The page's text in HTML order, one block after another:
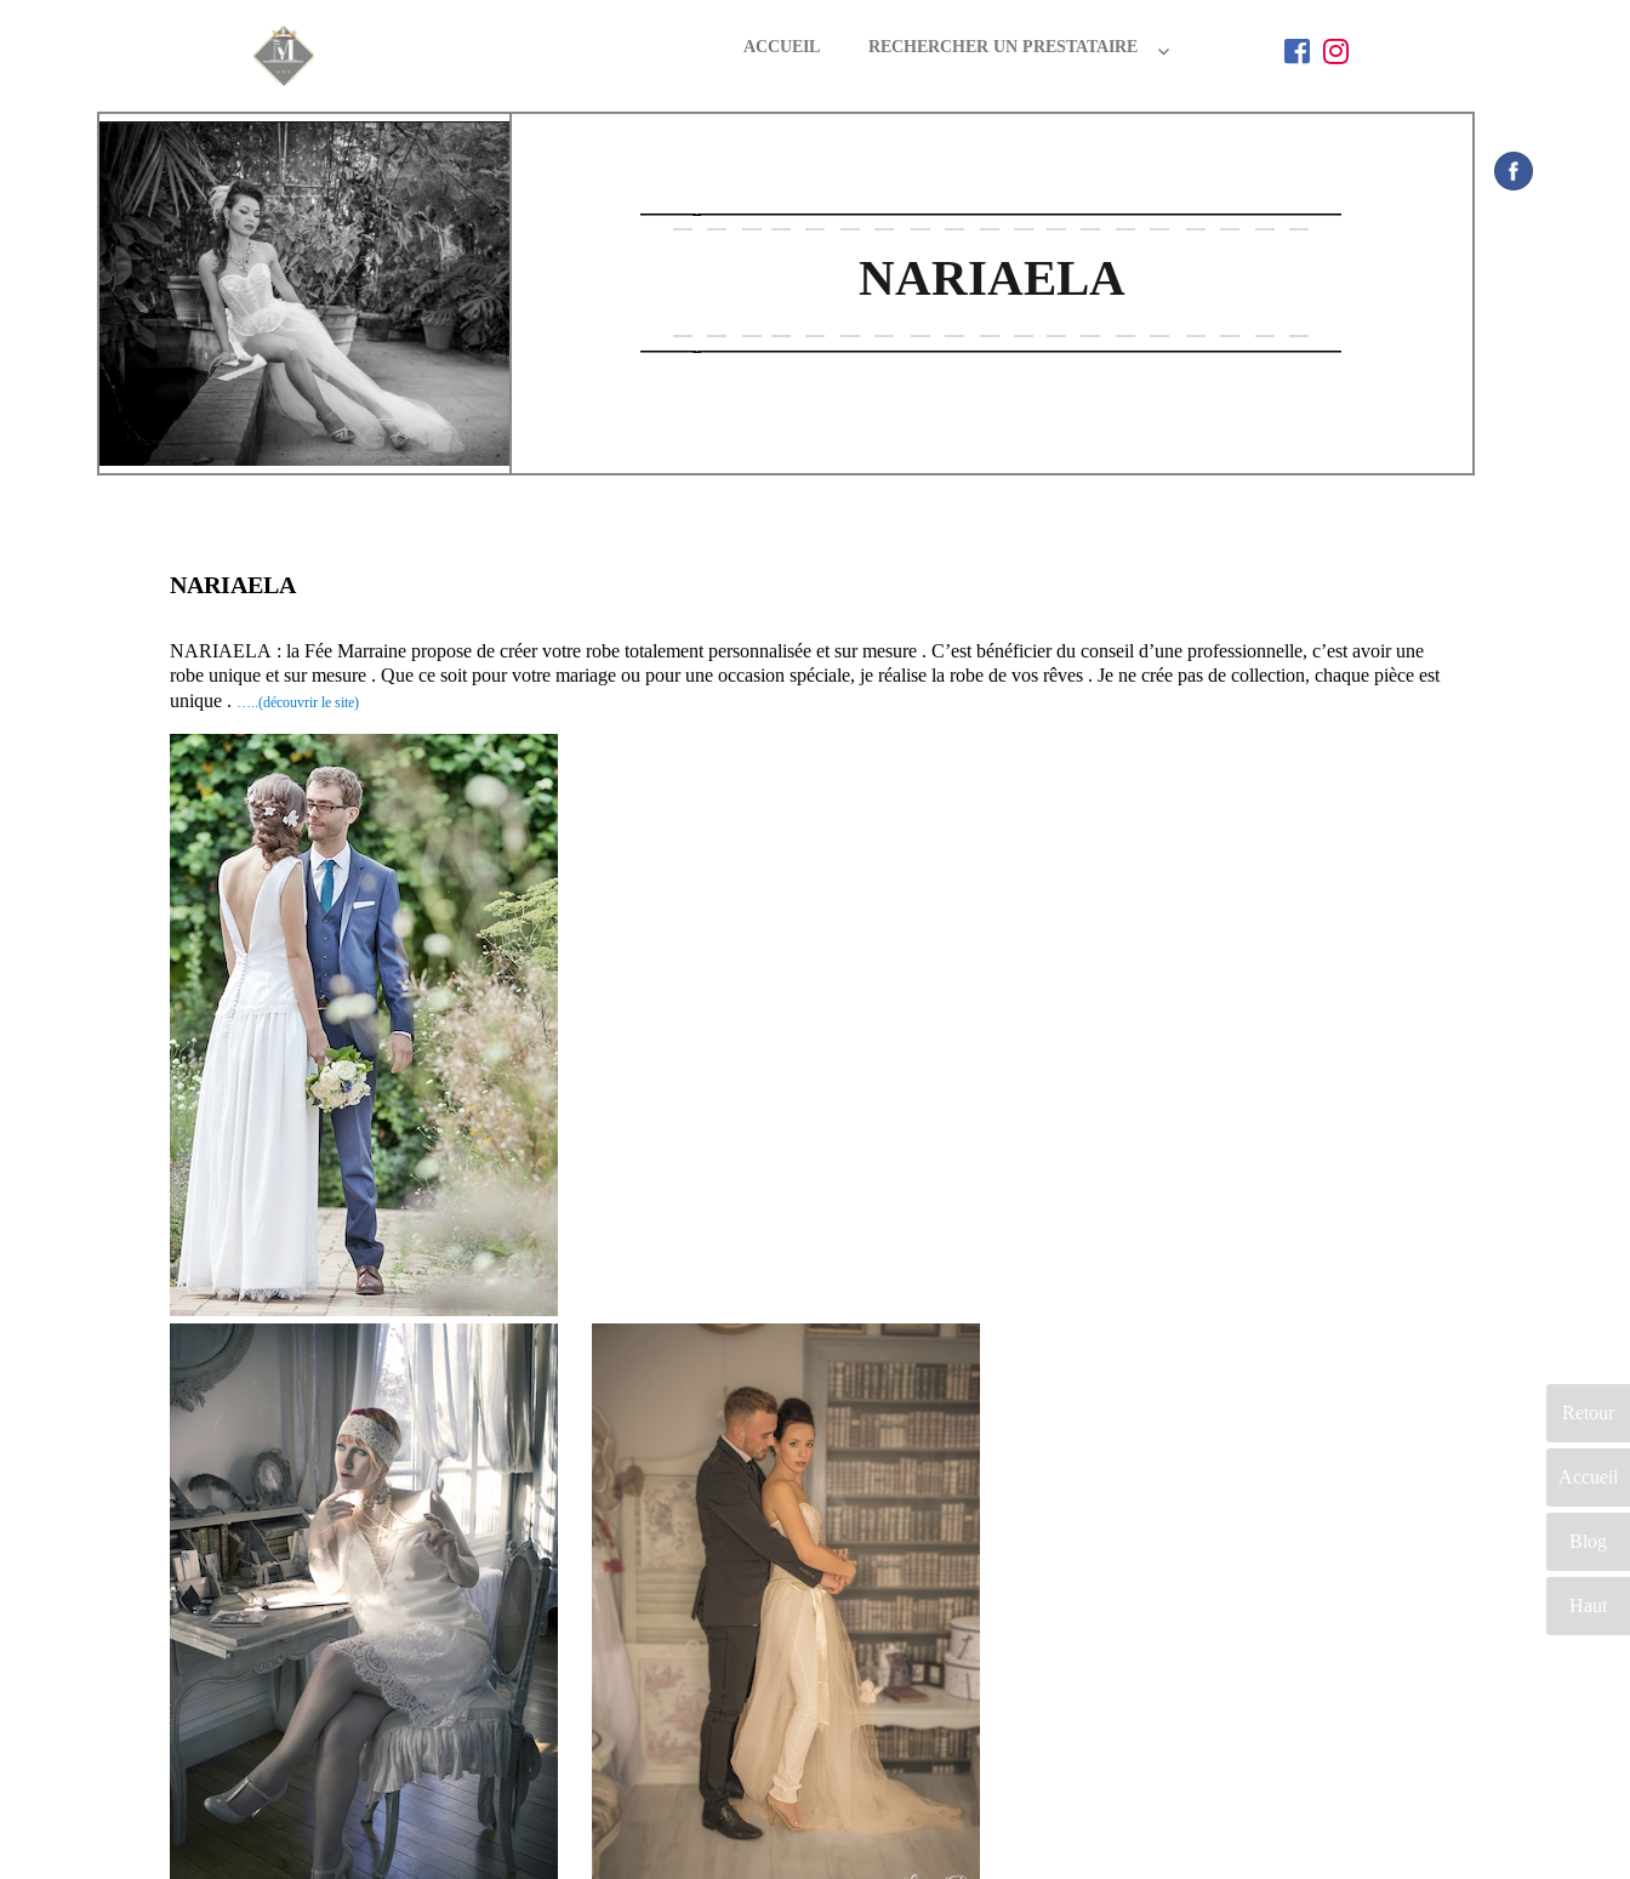
Mariage & Savoir faire
ACCUEIL RECHERCHER UN PRESTATAIRE
Retour
Accueil
Blog
Haut
NARIAELA
NARIAELA
NARIAELA : la Fée Marraine propose de créer votre robe totalement personnalisée et sur mesure . C’est bénéficier du conseil d’une professionnelle, c’est avoir une
robeunique et sur mesure . Que ce soit pour votre mariage ou pour une occasion spéciale, je réalise la robe de vos rêves .Je ne crée pas de collection, chaque pièce est
unique . …..(découvrir le site)